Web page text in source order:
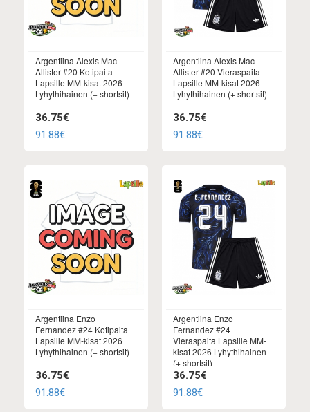
Argentiina Alexis Mac
Allister #20 Kotipaita
Lapsille MM-kisat 2026
Lyhythihainen (+ shortsit)
36.75€
91.88€
Argentiina Alexis Mac
Allister #20 Vieraspaita
Lapsille MM-kisat 2026
Lyhythihainen (+ shortsit)
36.75€
91.88€
Argentiina Enzo
Fernandez #24 Kotipaita
Lapsille MM-kisat 2026
Lyhythihainen (+ shortsit)
36.75€
91.88€
Argentiina Enzo
Fernandez #24
Vieraspaita Lapsille MM-
kisat 2026 Lyhythihainen
(+ shortsit)
36.75€
91.88€